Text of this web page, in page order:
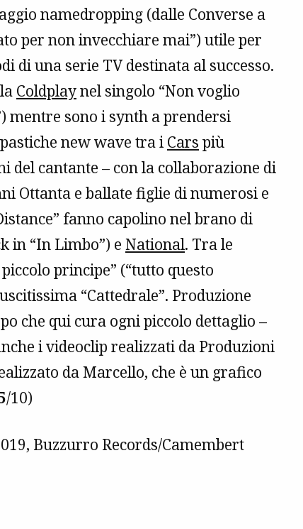
namedropping (dalle Converse a
per non invecchiare mai”) utile per
di una serie TV destinata al successo.
Coldplaynel singolo “Non voglio
mentre sono i synth a prendersi
new wave tra i Cars più
del cantante – con la collaborazione di
Ottanta e ballate figlie di numerosi e
fanno capolino nel brano di
in “In Limbo”) e National. Tra le
principe” (“tutto questo
“Cattedrale”. Produzione
che qui cura ogni piccolo dettaglio –
i videoclip realizzati da Produzioni
da Marcello, che è un grafico
/10)
Buzzurro Records/Camembert